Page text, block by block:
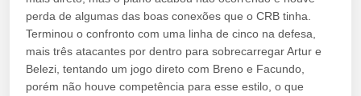
perda de algumas das boas conexões que o CRB tinha.
Terminou o confronto com uma linha de cinco na defesa,
mais três atacantes por dentro para sobrecarregar Artur e
Belezi, tentando um jogo direto com Breno e Facundo,
porém não houve competência para esse estilo, o que